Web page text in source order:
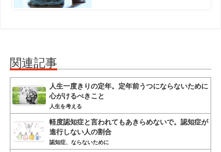
関連記事
人生一度きりの定年。定年前うつにならないために
心がけるべきこと
人生を考える
軽度認知症と言われてもあきらめないで。認知症が
進行しない人の割合
認知症、ならないために